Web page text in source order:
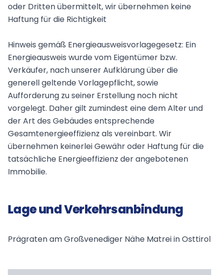
oder Dritten übermittelt, wir übernehmen keine
Haftung für die Richtigkeit
Hinweis gemäß Energieausweisvorlagegesetz: Ein
Energieausweis wurde vom Eigentümer bzw.
Verkäufer, nach unserer Aufklärung über die
generell geltende Vorlagepflicht, sowie
Aufforderung zu seiner Erstellung noch nicht
vorgelegt. Daher gilt zumindest eine dem Alter und
der Art des Gebäudes entsprechende
Gesamtenergieeffizienz als vereinbart. Wir
übernehmen keinerlei Gewähr oder Haftung für die
tatsächliche Energieeffizienz der angebotenen
Immobilie.
Lage und Verkehrsanbindung
Prägraten am Großvenediger Nähe Matrei in Osttirol